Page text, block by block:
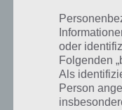
Look Out für
iTunes App Store
Zur Installation von
oder
Folgenden
Als
Person